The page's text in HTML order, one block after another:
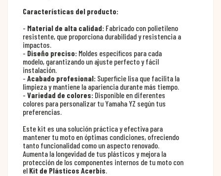
Características del producto:
- Material de alta calidad: Fabricado con polietileno
resistente, que proporciona durabilidad y resistencia a
impactos.
- Diseño preciso: Moldes específicos para cada
modelo, garantizando un ajuste perfecto y fácil
instalación.
- Acabado profesional: Superficie lisa que facilita la
limpieza y mantiene la apariencia durante más tiempo.
- Variedad de colores: Disponible en diferentes
colores para personalizar tu Yamaha YZ según tus
preferencias.
Este kit es una solución práctica y efectiva para
mantener tu moto en óptimas condiciones, ofreciendo
tanto funcionalidad como un aspecto renovado.
Aumenta la longevidad de tus plásticos y mejora la
protección de los componentes internos de tu moto con
el Kit de Plásticos Acerbis.